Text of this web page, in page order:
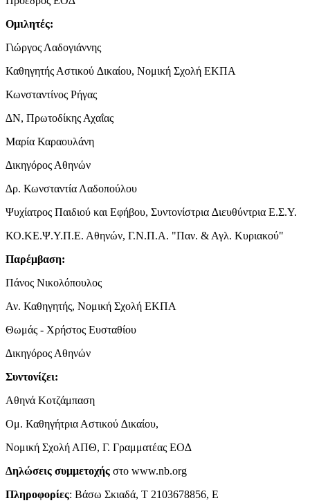
Ομιλητές:
Γιώργος Λαδογιάννης
Καθηγητής Αστικού ∆ικαίου, Νομική Σχολή ΕΚΠΑ
Κωνσταντίνος Ρήγας
∆Ν, Πρωτοδίκης Αχαΐας
Μαρία Καραουλάνη
∆ικηγόρος Αθηνών
∆ρ. Κωνσταντία Λαδοπούλου
Ψυχίατρος Παιδιού και Εφήβου, Συντονίστρια ∆ιευθύντρια Ε.Σ.Υ.
ΚΟ.ΚΕ.Ψ.Υ.Π.Ε. Αθηνών, Γ.Ν.Π.Α. "Παν. & Αγλ. Κυριακού"
Παρέμβαση:
Πάνος Νικολόπουλος
Αν. Καθηγητής, Νομική Σχολή ΕΚΠΑ
Θωμάς - Χρήστος Ευσταθίου
∆ικηγόρος Αθηνών
Συντονίζει:
Αθηνά Κοτζάμπαση
Ομ. Καθηγήτρια Αστικού ∆ικαίου,
Νομική Σχολή ΑΠΘ, Γ. Γραμματέας ΕΟ∆
∆ηλώσεις συμμετοχής στο www.nb.org
Πληροφορίες: Βάσω Σκιαδά, Τ 2103678856, Ε